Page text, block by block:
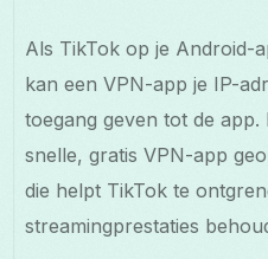
Als TikTok op je Android-
kan een VPN-app je IP-
toegang geven tot de app.
snelle, gratis VPN-app
die helpt TikTok te
streamingprestaties